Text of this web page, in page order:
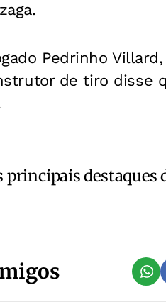
Pedrinho
de tiro disse
principais destaques